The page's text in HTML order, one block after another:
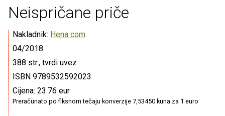
Neispričane priče
Nakladnik: Hena com
04/2018.
388 str., tvrdi uvez
ISBN 9789532592023
Cijena: 23.76 eur
Preračunato po fiksnom tečaju konverzije 7,53450 kuna za 1 euro